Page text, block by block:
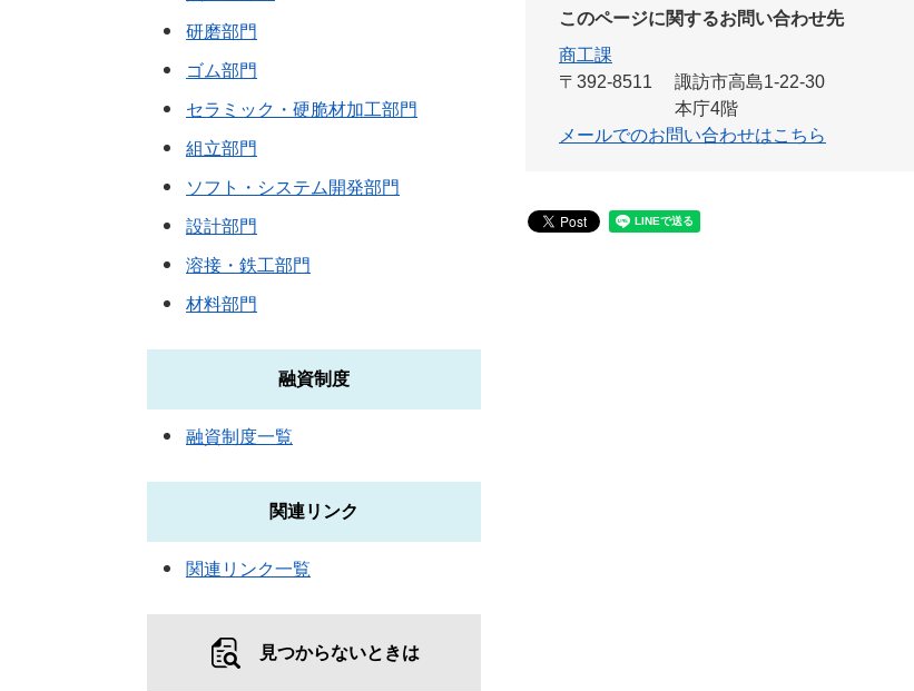
このページに関するお問い合わせ先
商工課
〒392-8511
諏訪市高島1-22-30
本庁4階
メールでのお問い合わせはこちら
研磨部門
ゴム部門
セラミック・硬脆材加工部門
組立部門
ソフト・システム開発部門
設計部門
溶接・鉄工部門
材料部門
融資制度
融資制度一覧
関連リンク
関連リンク一覧
見つからないときは